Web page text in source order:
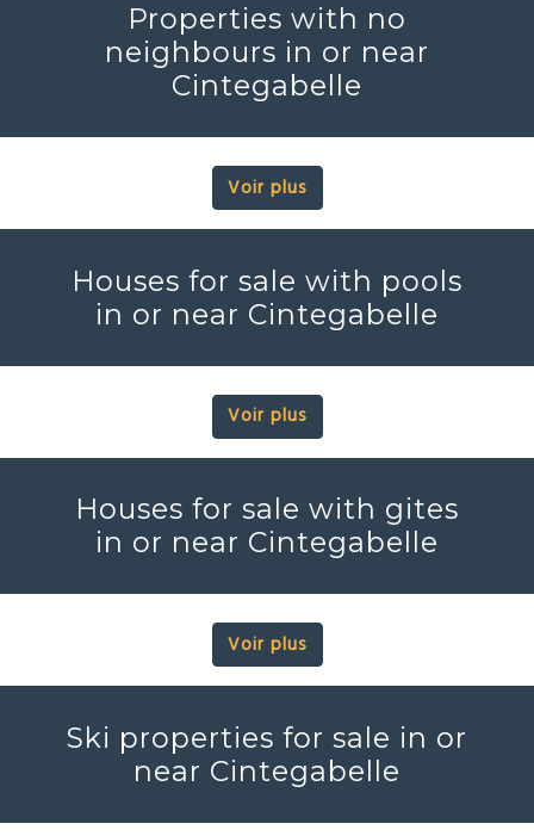
Properties with no
neighbours in or near
Cintegabelle
Voir plus
Houses for sale with pools
in or near Cintegabelle
Voir plus
Houses for sale with gites
in or near Cintegabelle
Voir plus
Ski properties for sale in or
near Cintegabelle